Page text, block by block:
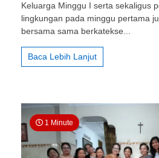
Keluarga Minggu I serta sekaligus
lingkungan pada minggu pertama
bersama sama berkatekse...
Baca Lebih Lanjut
1 Minute